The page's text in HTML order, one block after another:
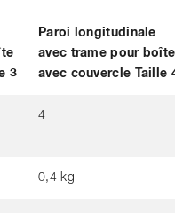
3
Paroi longitudinale
avec trame pour boîte
avec couvercle Taille
4
0,4 kg